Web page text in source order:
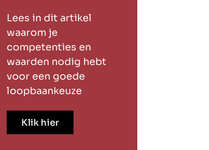
Lees in dit artikel
waarom je
competenties en
waarden nodig hebt
voor een goede
loopbaankeuze
Klik hier